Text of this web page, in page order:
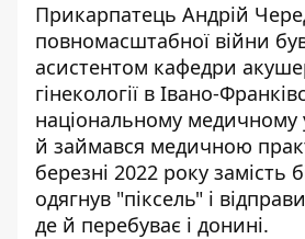
Прикарпатець Андрій
повномасштабної війни
асистентом кафедри
гінекології в Івано-
національному медичному
й займався медичною
березні 2022 року замість
одягнув "піксель" і
де й перебуває і донині.